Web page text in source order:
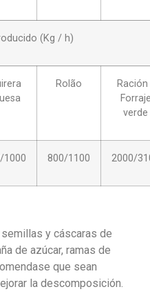
(Kg / h)
Rolão
verde
1000 800/1100 2000/
y cáscaras de
de azúcar, ramas de
que sean
la descomposición.